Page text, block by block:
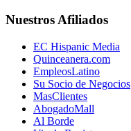
Nuestros Afiliados
EC Hispanic Media
Quinceanera.com
EmpleosLatino
Su Socio de Negocios
MasClientes
AbogadoMall
Al Borde